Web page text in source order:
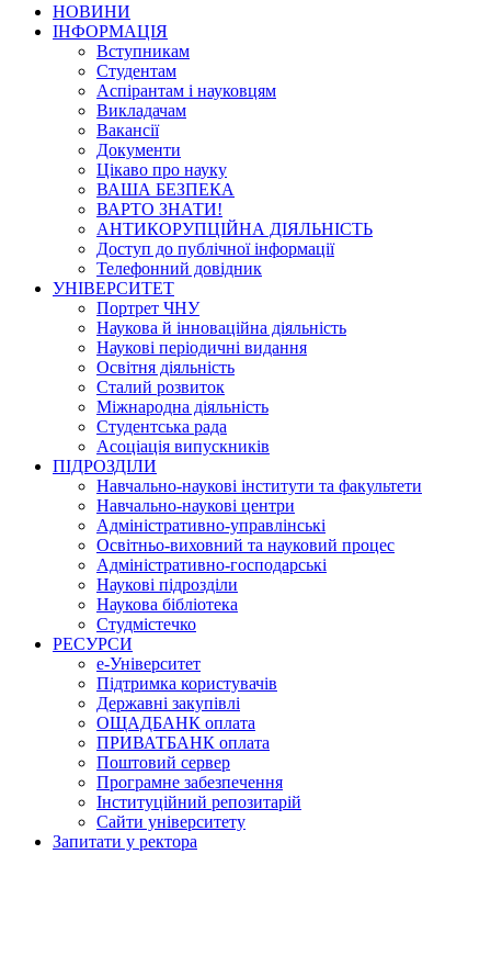
НОВИНИ
ІНФОРМАЦІЯ
Вступникам
Студентам
Аспірантам і науковцям
Викладачам
Вакансії
Документи
Цікаво про науку
ВАША БЕЗПЕКА
ВАРТО ЗНАТИ!
АНТИКОРУПЦІЙНА ДІЯЛЬНІСТЬ
Доступ до публічної інформації
Телефонний довідник
УНІВЕРСИТЕТ
Портрет ЧНУ
Наукова й інноваційна діяльність
Наукові періодичні видання
Освітня діяльність
Сталий розвиток
Міжнародна діяльність
Студентська рада
Асоціація випускників
ПІДРОЗДІЛИ
Навчально-наукові інститути та факультети
Навчально-наукові центри
Адміністративно-управлінські
Освітньо-виховний та науковий процес
Адміністративно-господарські
Наукові підрозділи
Наукова бібліотека
Студмістечко
РЕСУРСИ
е-Університет
Підтримка користувачів
Державні закупівлі
ОЩАДБАНК оплата
ПРИВАТБАНК оплата
Поштовий сервер
Програмне забезпечення
Інституційний репозитарій
Сайти університету
Запитати у ректора